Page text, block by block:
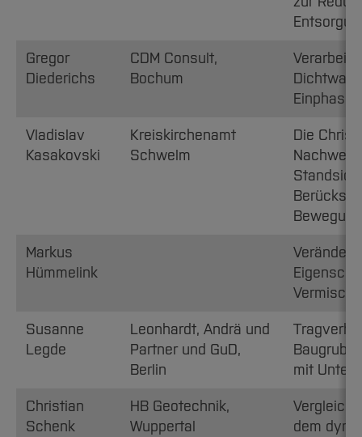
Gregor
Diederichs
CDM Consult,
Bochum
Vladislav
Kasakovski
Kreiskirchenamt
Schwelm
Die
Nachweis
Markus
Hümmelink
Susanne
Legde
Leonhardt, Andrä und
Partner und GuD,
Berlin
mit
Christian
Schenk
HB Geotechnik,
Wuppertal
dem